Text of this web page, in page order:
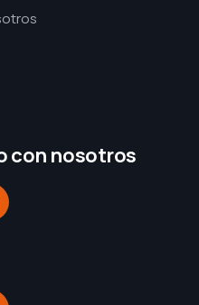
con nosotros